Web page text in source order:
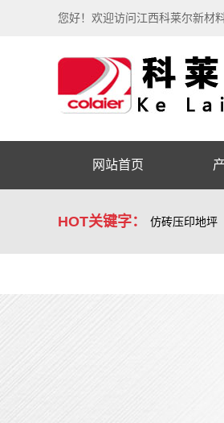
您好！欢迎访问江西科莱尔新材
网站首页
HOT关键字： 仿砖压印地坪